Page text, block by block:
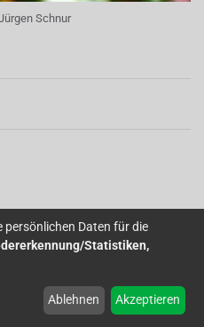
Schnur
Mitglied werden Forum
persönlichen Daten für die
Statistiken,
Ablehnen Akzeptieren